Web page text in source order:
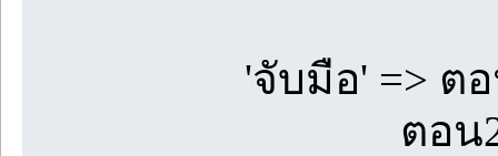
'จับมือ' => ตอ
ตอน2